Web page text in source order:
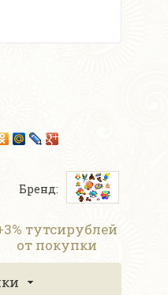
Бренд:
тутсирублей
от покупки